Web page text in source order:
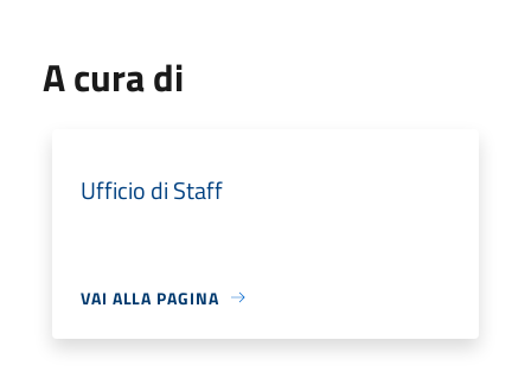
A cura di
Ufficio di Staff
VAI ALLA PAGINA